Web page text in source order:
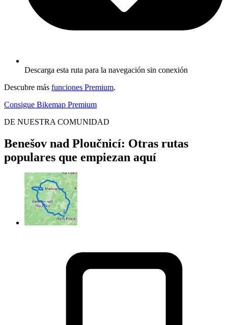
Descarga esta ruta para la navegación sin conexión
Descubre más funciones Premium.
Consigue Bikemap Premium
DE NUESTRA COMUNIDAD
Benešov nad Ploučnicí: Otras rutas
populares que empiezan aquí